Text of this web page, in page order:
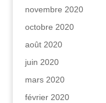
novembre 2020
octobre 2020
août 2020
juin 2020
mars 2020
février 2020